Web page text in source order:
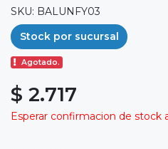
SKU: BALUNFY03
Stock por sucursal
Agotado.
$ 2.717
Esperar confirmacion de stock